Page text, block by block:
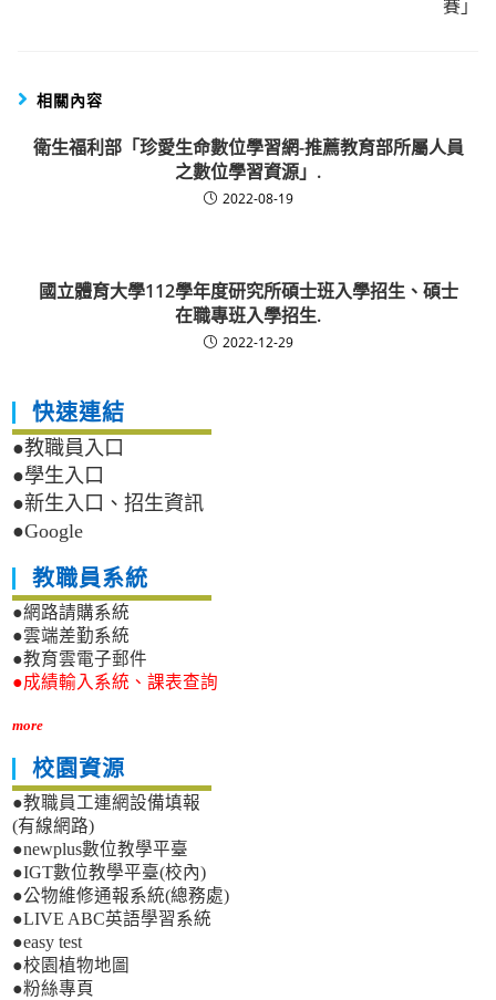
賽」
相關內容
衛生福利部「珍愛生命數位學習網-推薦教育部所屬人員
之數位學習資源」.
2022-08-19
國立體育大學112學年度研究所碩士班入學招生、碩士
在職專班入學招生.
2022-12-29
快速連結
●教職員入口
●學生入口
●新生入口、招生資訊
●Google
教職員系統
●網路請購系統
●雲端差勤系統
●教育雲電子郵件
●成績輸入系統、課表查詢
more
校園資源
●教職員工連網設備填報
(有線網路)
●newplus數位教學平臺
●IGT數位教學平臺(校內)
●公物維修通報系統(總務處)
●LIVE ABC英語學習系統
●easy test
●校園植物地圖
●粉絲專頁